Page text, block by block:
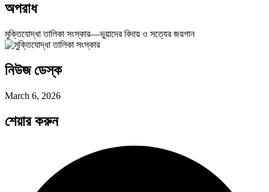
অপরাধ
মুক্তিযোদ্ধা তালিকা সংস্কার—ভুয়াদের বিদায় ও সত্যের জয়গান
নিউজ ডেস্ক
March 6, 2026
শেয়ার করুন